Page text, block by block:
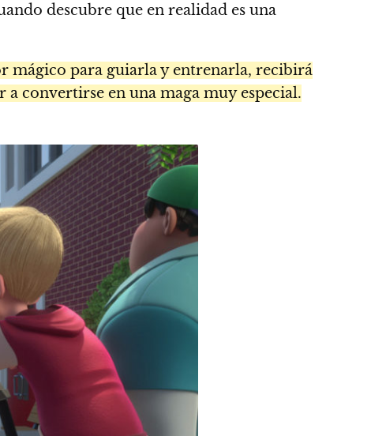
descubre que en realidad es una
mágico para guiarla y entrenarla, recibirá
convertirse en una maga muy especial.